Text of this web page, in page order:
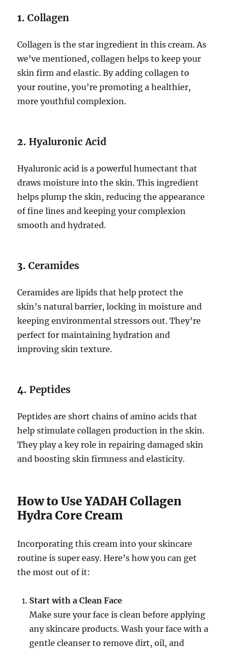
1.Collagen
Collagen is the star ingredient in this cream. As
we’ve mentioned, collagen helps to keep your
skin firm and elastic. By adding collagen to
your routine, you’re promoting a healthier,
more youthful complexion.
2.Hyaluronic Acid
Hyaluronic acid is a powerful humectant that
draws moisture into the skin. This ingredient
helps plump the skin, reducing the appearance
of fine lines and keeping your complexion
smooth and hydrated.
3.Ceramides
Ceramides are lipids that help protect the
skin’s natural barrier, locking in moisture and
keeping environmental stressors out. They’re
perfect for maintaining hydration and
improving skin texture.
4.Peptides
Peptides are short chains of amino acids that
help stimulate collagen production in the skin.
They play a key role in repairing damaged skin
and boosting skin firmness and elasticity.
How to Use YADAH Collagen
Hydra Core Cream
Incorporating this cream into your skincare
routine is super easy. Here’s how you can get
the most out of it:
Start with a Clean Face
Make sure your face is clean before applying
any skincare products. Wash your face with a
gentle cleanser to remove dirt, oil, and